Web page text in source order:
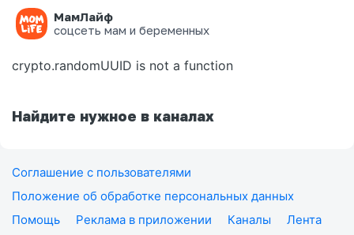
МамЛайф
соцсеть мам и беременных
Ошибка на странице
crypto.randomUUID is not a function
Найдите нужное в каналах
Соглашение с пользователями
Положение об обработке персональных данных
Помощь
Реклама в приложении Каналы
Лента